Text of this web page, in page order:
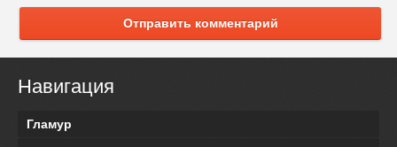
Отправить комментарий
Навигация
Гламур